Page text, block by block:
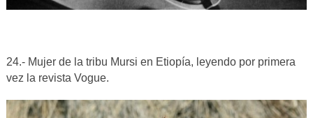
24.- Mujer de la tribu Mursi en Etiopía, leyendo por primera
vez la revista Vogue.